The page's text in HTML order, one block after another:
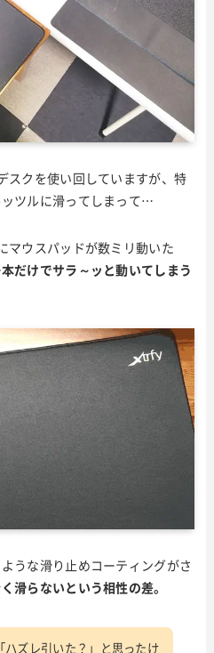
スクを使い回していますが、特
ツルに滑ってしまって…
マウスパッドが数ミリ動いた
だけでサラ～ッと動いてしまう
うな滑り止めコーティングがさ
滑らないという相性の差。
ハズレ引いた？」と思ったけ